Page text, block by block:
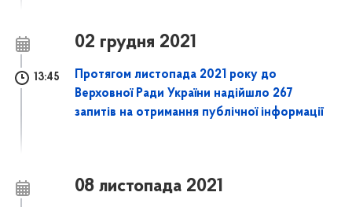
02 грудня 2021
13:45
Протягом листопада 2021 року до
Верховної Ради України надійшло 267
запитів на отримання публічної інформації
08 листопада 2021